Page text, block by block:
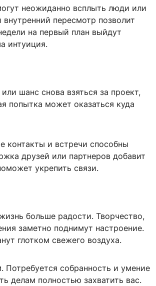
неожиданно всплыть люди или
пересмотр позволит
на первый план выйдут
интуиция.
шанс снова взяться за проект,
попытка может оказаться куда
контакты и встречи способны
друзей или партнеров добавит
укрепить связи.
больше радости. Творчество,
заметно поднимут настроение.
глотком свежего воздуха.
Потребуется собранность и умение
делам полностью захватить вас.